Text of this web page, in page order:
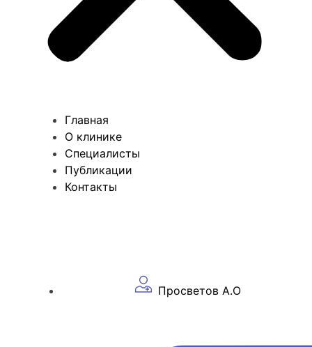
Главная
О клинике
Специалисты
Публикации
Контакты
Просветов А.О